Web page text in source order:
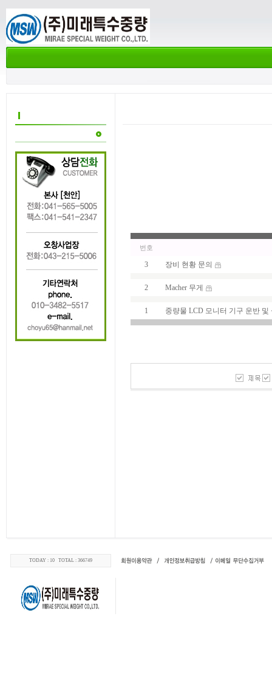
TODAY : 10 TOTAL : 366749